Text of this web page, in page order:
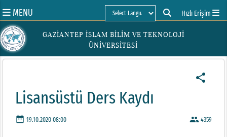
MENU
Powered by
Hızlı Erişim
GAZİANTEP İSLAM BİLİM VE TEKNOLOJİ
ÜNİVERSİTESİ
share
Lisansüstü Ders Kaydı
date_range 19.10.2020 08:00 people 4359